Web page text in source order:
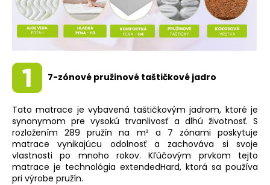
7-zónové pružinové taštičkové jadro
Tato matrace je vybavená taštičkovým jadrom, ktoré je
synonymom pre vysokú trvanlivosť a dlhú životnosť. S
rozložením 289 pružín na m² a 7 zónami poskytuje
matrace vynikajúcu odolnosť a zachováva si svoje
vlastnosti po mnoho rokov. Kľúčovým prvkom tejto
matrace je technológia extendedHard, ktorá sa používa
pri výrobe pružín.